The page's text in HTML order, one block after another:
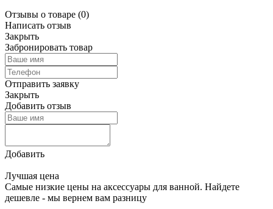
Отзывы о товаре (0)
Написать отзыв
Закрыть
Забронировать товар
Отправить заявку
Закрыть
Добавить отзыв
Добавить
Лучшая цена
Самые низкие цены на аксессуары для ванной. Найдете
дешевле - мы вернем вам разницу